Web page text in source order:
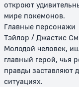
Покемон: Джирачи –
исполнитель желаний
откроют
мире покемонов.
Главные персонажи
Тэйлор / Джастис
Молодой человек,
главный герой, чья
правды заставляют
ситуациях.